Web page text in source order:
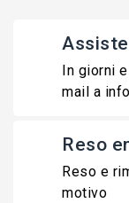
In giorni
mail a
Reso
Reso e
motivo